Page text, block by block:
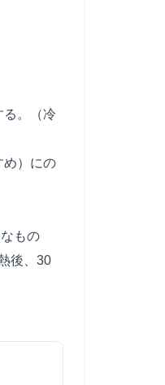
る。（冷
め）にの
もの
後、30